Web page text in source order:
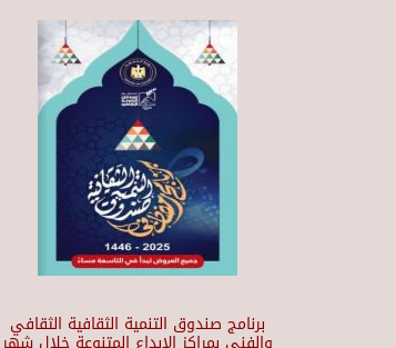
برنامج صندوق التنمية الثقافية الثقافي